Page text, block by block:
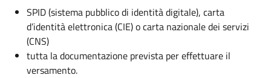
SPID (sistema pubblico di identità digitale), carta
d’identità elettronica (CIE) o carta nazionale dei servizi
(CNS)
tutta la documentazione prevista per effettuare il
versamento.